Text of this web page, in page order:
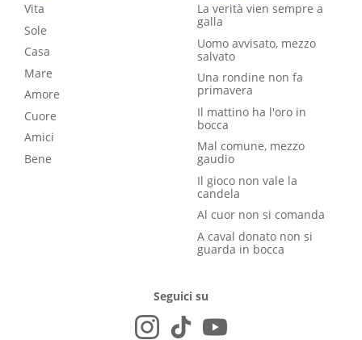
Vita
Sole
Casa
Mare
Amore
Cuore
Amici
Bene
La verità vien sempre a
galla
Uomo avvisato, mezzo
salvato
Una rondine non fa
primavera
Il mattino ha l'oro in
bocca
Mal comune, mezzo
gaudio
Il gioco non vale la
candela
Al cuor non si comanda
A caval donato non si
guarda in bocca
Seguici su